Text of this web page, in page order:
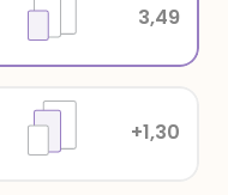
+1,30
3,49